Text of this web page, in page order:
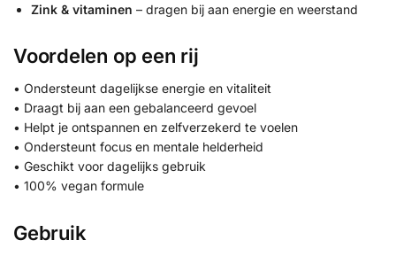
Zink & vitaminen – dragen bij aan energie en weerstand
Voordelen op een rij
• Ondersteunt dagelijkse energie en vitaliteit
• Draagt bij aan een gebalanceerd gevoel
• Helpt je ontspannen en zelfverzekerd te voelen
• Ondersteunt focus en mentale helderheid
• Geschikt voor dagelijks gebruik
• 100% vegan formule
Gebruik